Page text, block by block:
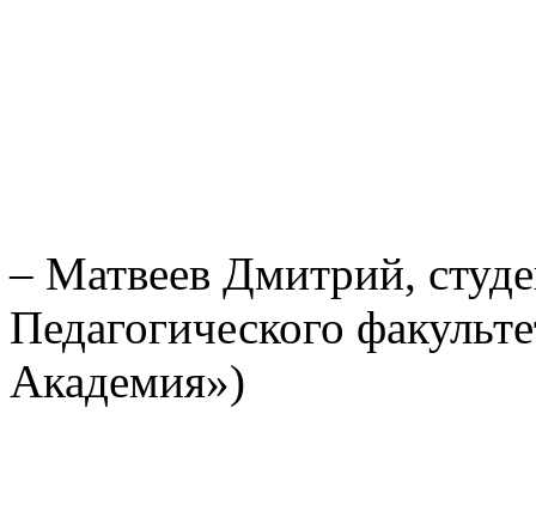
– Матвеев Дмитрий,
Педагогического
Академия»)